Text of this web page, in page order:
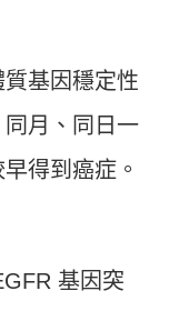
基因穩定性
月、同日一
得到癌症。
基因突